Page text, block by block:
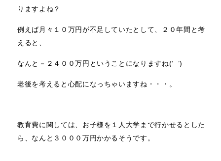
りますよね？
例えば月々１０万円が不足していたとして、２０年間と考
えると、
なんと －２４００万円ということになりますね(‘_’)
老後を考えると心配になっちゃいますね・・・。
教育費に関しては、お子様を１人大学まで行かせるとした
ら、なんと３０００万円かかるそうです。